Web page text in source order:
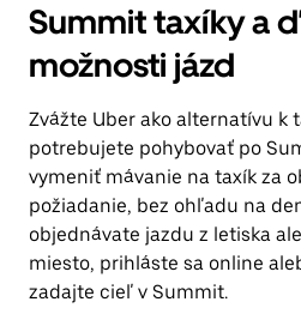
Summit taxíky a
možnosti jázd
Zvážte Uber ako alternatívu k
potrebujete pohybovať po
vymeniť mávanie na taxík za
požiadanie, bez ohľadu na
objednávate jazdu z letiska
miesto, prihláste sa online
zadajte cieľ v Summit.